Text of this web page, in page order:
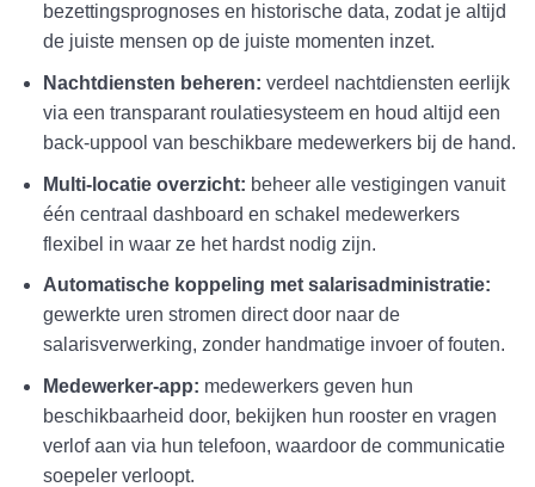
bezettingsprognoses en historische data, zodat je altijd
de juiste mensen op de juiste momenten inzet.
Nachtdiensten beheren: verdeel nachtdiensten eerlijk
via een transparant roulatiesysteem en houd altijd een
back-uppool van beschikbare medewerkers bij de hand.
Multi-locatie overzicht: beheer alle vestigingen vanuit
één centraal dashboard en schakel medewerkers
flexibel in waar ze het hardst nodig zijn.
Automatische koppeling met salarisadministratie:
gewerkte uren stromen direct door naar de
salarisverwerking, zonder handmatige invoer of fouten.
Medewerker-app: medewerkers geven hun
beschikbaarheid door, bekijken hun rooster en vragen
verlof aan via hun telefoon, waardoor de communicatie
soepeler verloopt.